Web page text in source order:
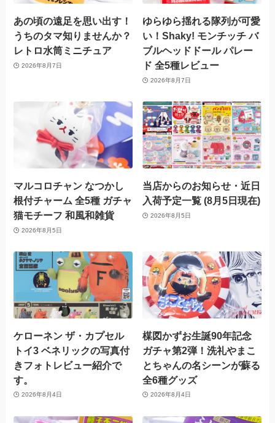
あの頃の遠足を思い出す！
うちのタマ知りませんか？
レトロ水筒ミニチュア
2026年8月7日
ゆらゆら揺れる隊列が可愛
い！Shaky! モンチッチ バ
ブルヘッドドール パレー
ド 全5種レビュー
2026年8月7日
マルコロチャン なつかし
根付チャーム 全5種 ガチャ
猫モチーフ 和風和雑貨
2026年8月5日
当店からのお知らせ・近日
入荷予定一覧 (8月5日現在)
2026年8月5日
ケローネン ザ・カプセル
トイ3 ベネリックの写真付
きフォトレビュー紹介で
す。
2026年8月4日
楳図かずお生誕90年記念
ガチャ第2弾！洗礼やまこ
とちゃんの名シーンが蘇る
全6種グッズ
2026年8月4日